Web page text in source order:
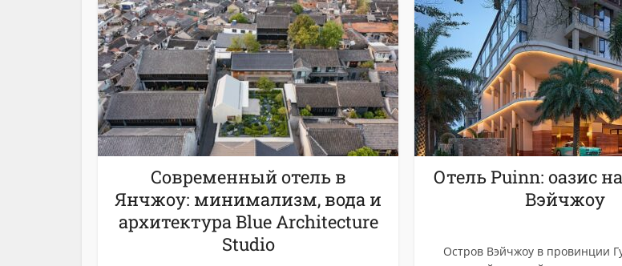
Современный отель в
Янчжоу: минимализм, вода и
архитектура Blue Architecture
Studio
Отель Puinn: оазис
Вэйчжоу
Остров Вэйчжоу в провинции